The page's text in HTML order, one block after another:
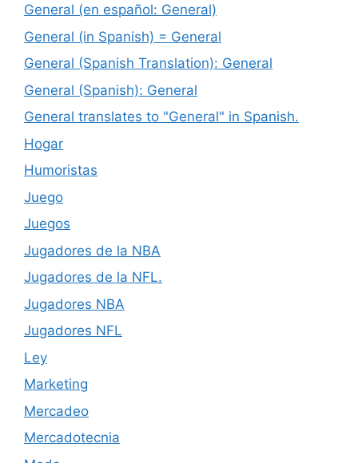
General (en español: General)
General (in Spanish) = General
General (Spanish Translation): General
General (Spanish): General
General translates to "General" in Spanish.
Hogar
Humoristas
Juego
Juegos
Jugadores de la NBA
Jugadores de la NFL.
Jugadores NBA
Jugadores NFL
Ley
Marketing
Mercadeo
Mercadotecnia